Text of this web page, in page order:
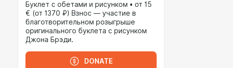
Буклет с обетами и рисунком • от 15
€ (от 1370 ₽) Взнос — участие в
благотворительном розыгрыше
оригинального буклета с рисунком
Джона Брэди.
DONATE